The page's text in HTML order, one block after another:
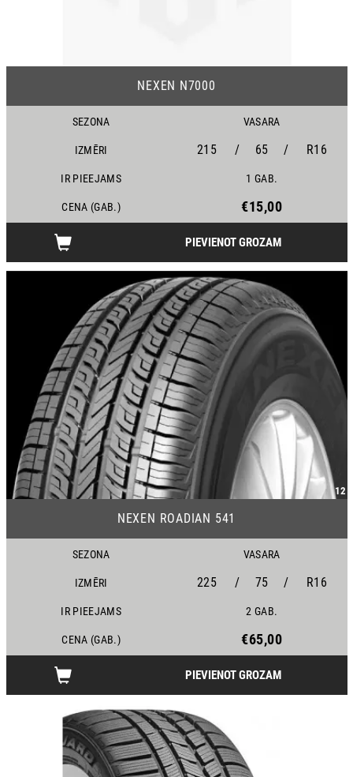
NEXEN N7000
SEZONA VASARA
IZMĒRI 215 / 65 / R16
IR PIEEJAMS 1 GAB.
CENA (GAB.) €15,00
PIEVIENOT GROZAM
12
NEXEN ROADIAN 541
SEZONA VASARA
IZMĒRI 225 / 75 / R16
IR PIEEJAMS 2 GAB.
CENA (GAB.) €65,00
PIEVIENOT GROZAM